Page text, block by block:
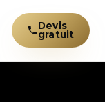
Devis
gratuit